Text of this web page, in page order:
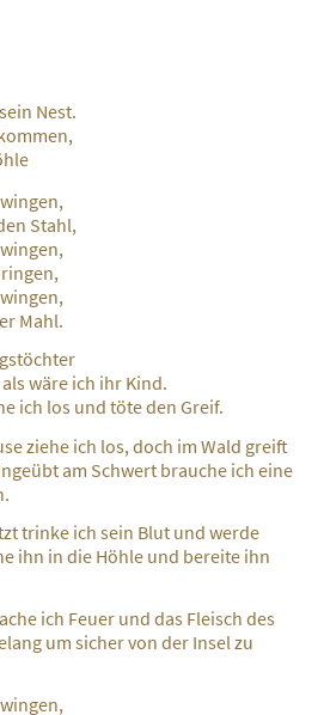
Nest.
Stahl,
Mahl.
wäre ich ihr Kind.
ich los und töte den Greif.
ziehe ich los, doch im Wald greift
am Schwert brauche ich eine
trinke ich sein Blut und werde
ihn in die Höhle und bereite ihn
ich Feuer und das Fleisch des
um sicher von der Insel zu